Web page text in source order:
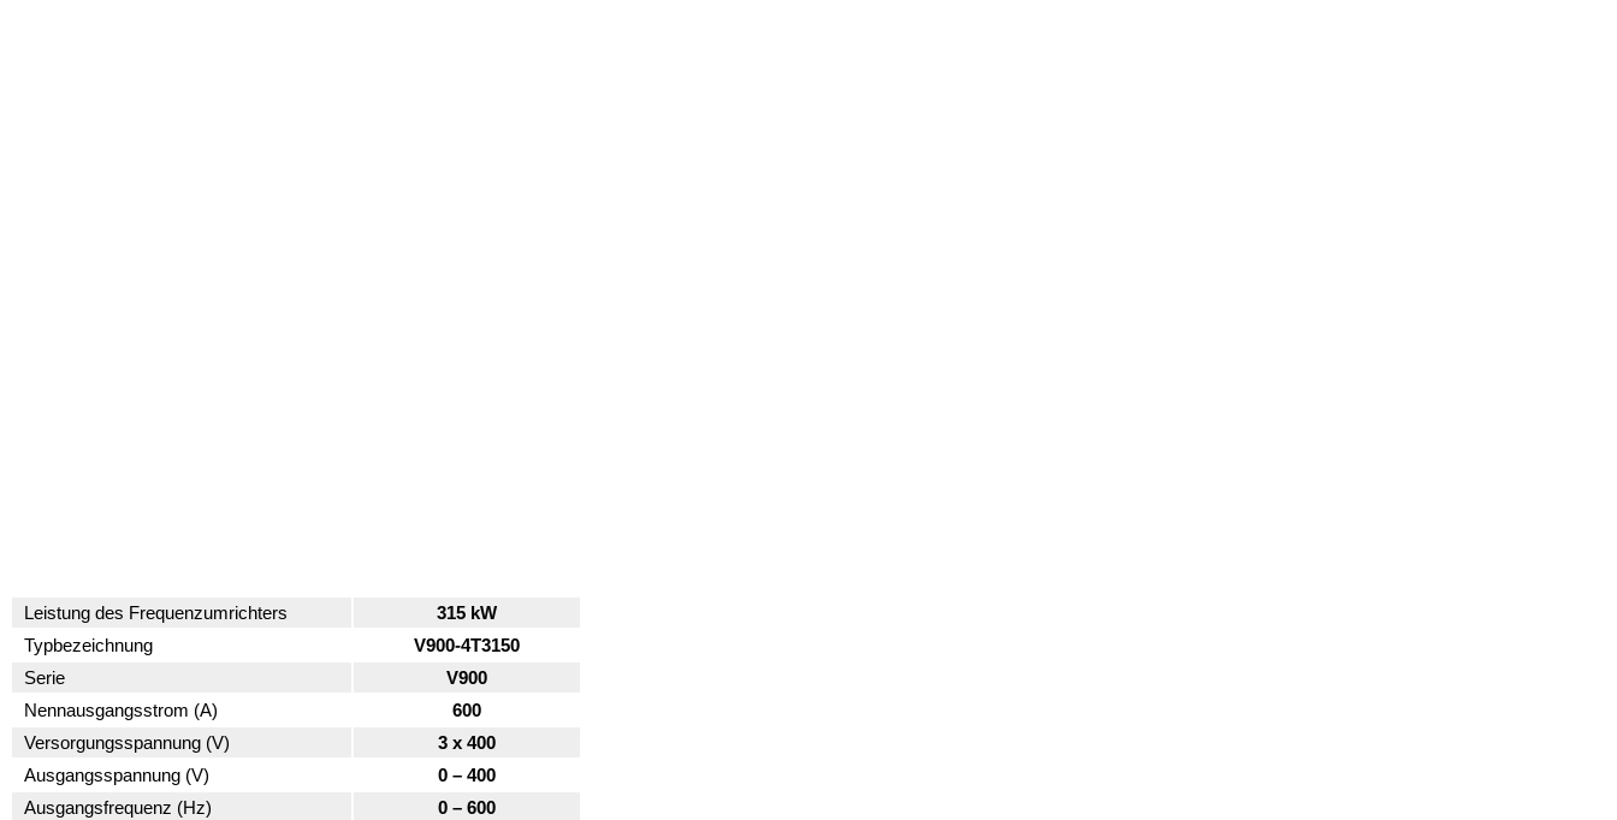
Leistung des Frequenzumrichters
315 kW
Typbezeichnung
V900-4T3150
Serie
V900
Nennausgangsstrom (A)
600
Versorgungsspannung (V)
3 x 400
Ausgangsspannung (V)
0 – 400
Ausgangsfrequenz (Hz)
0 – 600